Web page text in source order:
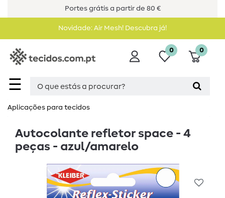
Portes grátis a partir de 80 €
Novidade: Air Mesh! Descubra já!
☰
0 0
Aplicações para tecidos
Autocolante refletor space - 4
peças - azul/amarelo